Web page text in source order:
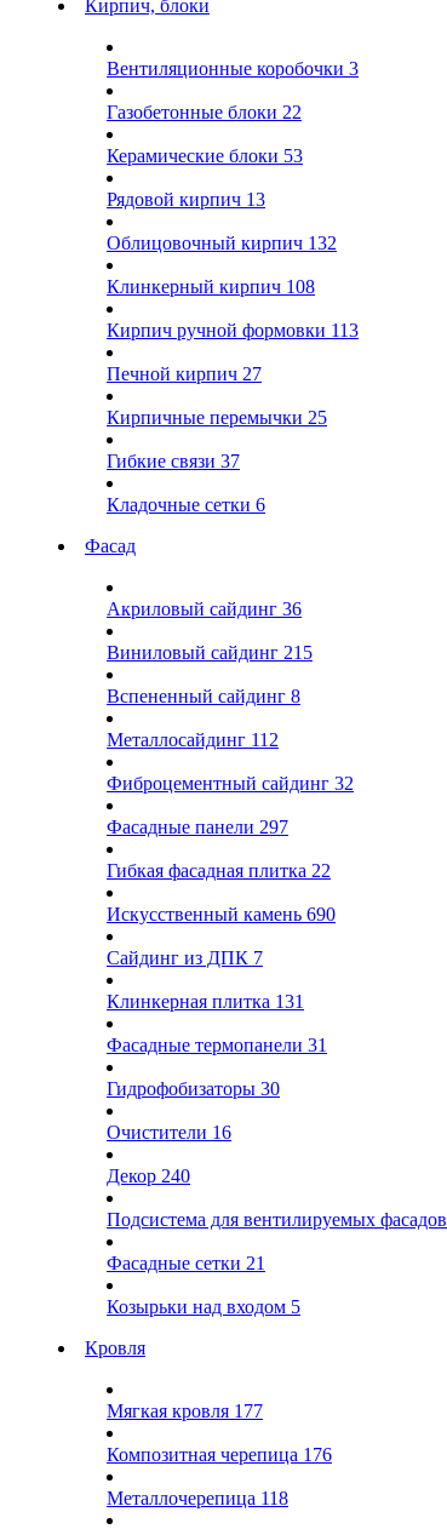
Кирпич, блоки
Вентиляционные коробочки 3
Газобетонные блоки 22
Керамические блоки 53
Рядовой кирпич 13
Облицовочный кирпич 132
Клинкерный кирпич 108
Кирпич ручной формовки 113
Печной кирпич 27
Кирпичные перемычки 25
Гибкие связи 37
Кладочные сетки 6
Фасад
Акриловый сайдинг 36
Виниловый сайдинг 215
Вспененный сайдинг 8
Металлосайдинг 112
Фиброцементный сайдинг 32
Фасадные панели 297
Гибкая фасадная плитка 22
Искусственный камень 690
Сайдинг из ДПК 7
Клинкерная плитка 131
Фасадные термопанели 31
Гидрофобизаторы 30
Очистители 16
Декор 240
Подсистема для вентилируемых фасадов
Фасадные сетки 21
Козырьки над входом 5
Кровля
Мягкая кровля 177
Композитная черепица 176
Металлочерепица 118